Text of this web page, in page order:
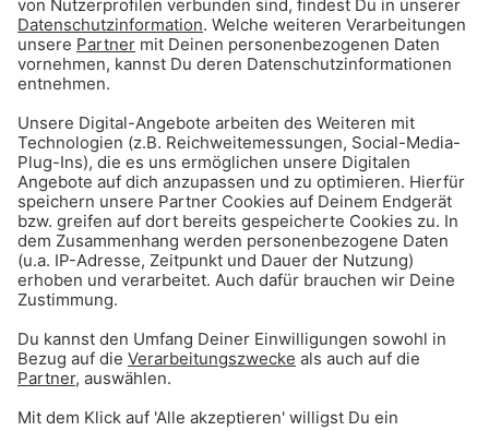
Die beste Musik in den Gong
96.3 Streams
Gong 96.3 Top 50: Hier gehts zum Stream!